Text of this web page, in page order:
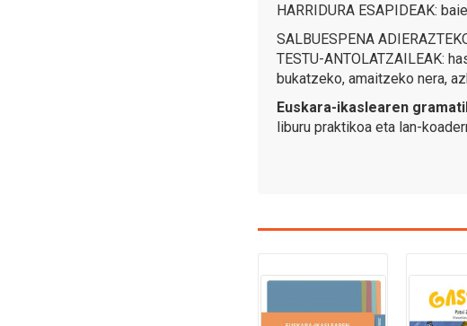
HARRIDURA ESAPIDEAK:
SALBUESPENA
TESTU-ANTOLATZAILEAK:
bukatzeko, amaitzeko nera,
Euskara-ikaslearen
liburu praktikoa eta lan-